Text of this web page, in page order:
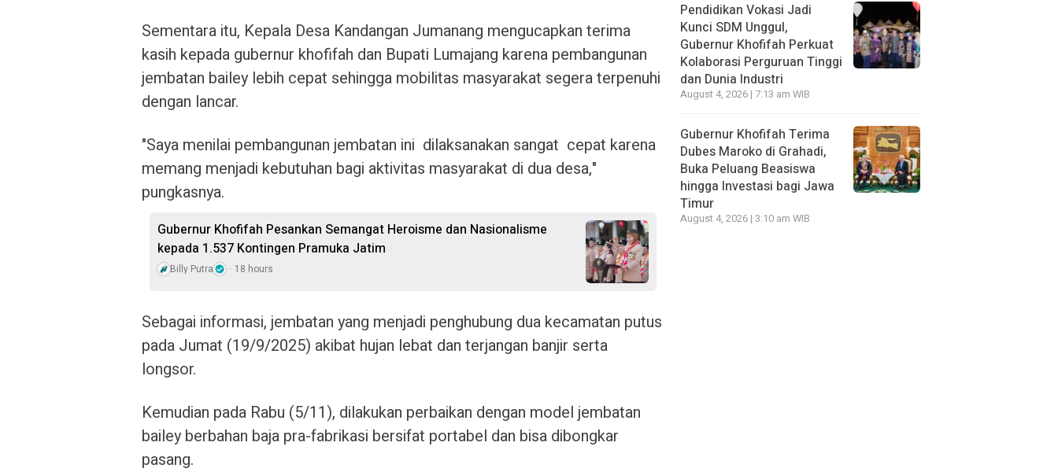
Sementara itu, Kepala Desa Kandangan Jumanang mengucapkan terima
kasih kepada gubernur khofifah dan Bupati Lumajang karena pembangunan
jembatan bailey lebih cepat sehingga mobilitas masyarakat segera terpenuhi
dengan lancar.
"Saya menilai pembangunan jembatan ini dilaksanakan sangat cepat karena
memang menjadi kebutuhan bagi aktivitas masyarakat di dua desa,"
pungkasnya.
Gubernur Khofifah Pesankan Semangat Heroisme dan Nasionalisme
kepada 1.537 Kontingen Pramuka Jatim
Billy Putra 18 hours
Sebagai informasi, jembatan yang menjadi penghubung dua kecamatan putus
pada Jumat (19/9/2025) akibat hujan lebat dan terjangan banjir serta
longsor.
Kemudian pada Rabu (5/11), dilakukan perbaikan dengan model jembatan
bailey berbahan baja pra-fabrikasi bersifat portabel dan bisa dibongkar
pasang.
Pendidikan Vokasi Jadi
Kunci SDM Unggul,
Gubernur Khofifah Perkuat
Kolaborasi Perguruan Tinggi
dan Dunia Industri
August 4, 2026 | 7:13 am WIB
Gubernur Khofifah Terima
Dubes Maroko di Grahadi,
Buka Peluang Beasiswa
hingga Investasi bagi Jawa
Timur
August 4, 2026 | 3:10 am WIB